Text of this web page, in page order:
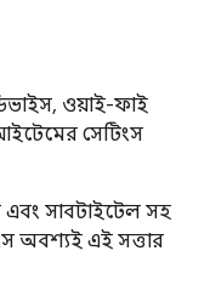
ওয়াই-ফাই
সেটিংস
সাবটাইটেল সহ
অবশ্যই এই সত্তার